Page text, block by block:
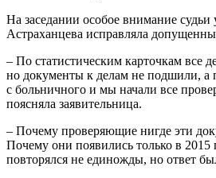
На заседании особое внимание судьи
Астраханцева исправляла
– По статистическим карточкам все
но документы к делам не подшили, а
с больничного и мы начали все
поясняла заявительница.
– Почему проверяющие нигде эти
Почему они появились только в 2015
повторялся не единожды, но ответ